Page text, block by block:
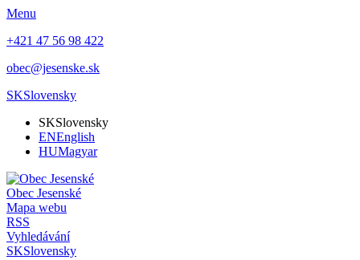
Menu
+421 47 56 98 422
obec@jesenske.sk
SKSlovensky
SKSlovensky
ENEnglish
HUMagyar
Obec Jesenské
Mapa webu
RSS
Vyhledávání
SKSlovensky